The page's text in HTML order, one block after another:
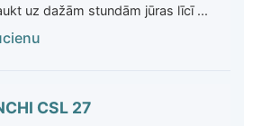
uz dažām stundām jūras līcī ...
CSL 27